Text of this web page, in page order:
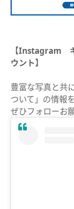
【Instagram
ウント】
豊富な写真と共
ついて」の情報
ぜひフォローお